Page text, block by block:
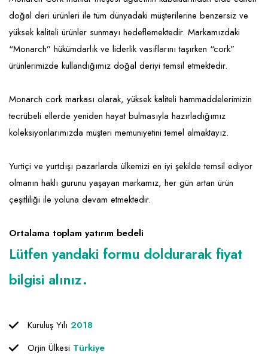
Ev Hizmetleri
Sağlık Güzellik
Turizm - Eğlence
Market FMGC - Katlı Mağaza
Mobilya ve Ev Tekstili
Oyuncak ve Hediyelik
Takı
Yapı Malzemesi - Hırdavat
Gayrimenkul
Gıda ve Sarf Malzemeleri
Güvenlik - Temizlik
Giyim - Aksesuar
Hukuk - Marka - Patent ve Tercüme
Lojistik - Kargo ve Kurye
Mali Kayıt ve Denetim
Mobilya Dekorasyon
Proje - İnşaat ve Tesisat
Raf ve Depo Sistemleri
Seyahat - Rent A Car
doğal deri ürünleri ile tüm dünyadaki müşterilerine benzersiz ve
yüksek kaliteli ürünler sunmayı hedeflemektedir. Markamızdaki
“Monarch” hükümdarlık ve liderlik vasıflarını taşırken “cork”
ürünlerimizde kullandığımız doğal deriyi temsil etmektedir.
Monarch cork markası olarak, yüksek kaliteli hammaddelerimizin
tecrübeli ellerde yeniden hayat bulmasıyla hazırladığımız
koleksiyonlarımızda müşteri memuniyetini temel almaktayız.
Yurtiçi ve yurtdışı pazarlarda ülkemizi en iyi şekilde temsil ediyor
olmanın haklı gurunu yaşayan markamız, her gün artan ürün
çeşitliliği ile yoluna devam etmektedir.
Ortalama toplam yatırım bedeli
Lütfen yandaki formu doldurarak fiyat
bilgisi alınız.
Kuruluş Yılı 2018
Orjin Ülkesi Türkiye